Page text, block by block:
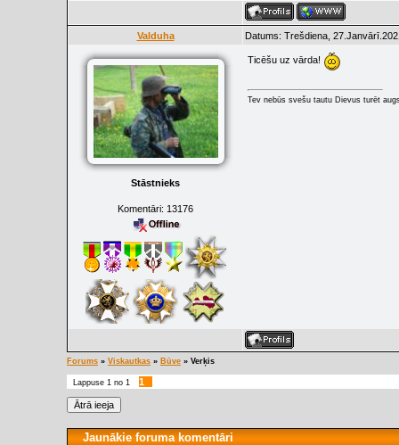
Valduha Datums: Trešdiena,
Stāstnieks
Komentāri: 13176
Ticēšu uz vārda!
Tev nebūs svešu tautu Dievus turēt
Forums » Viskautkas » Būve » Verķis
Lappuse 1 no 1 1
Jaunākie foruma komentāri